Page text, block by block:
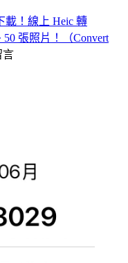
載！線上 Heic 轉
張照片！（Convert
言